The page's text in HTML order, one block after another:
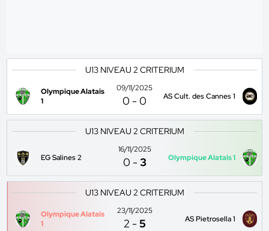
U13 NIVEAU 2 CRITERIUM
Olympique Alatais
1
09/11/2025
0 -0 AS Cult. des Cannes 1
U13 NIVEAU 2 CRITERIUM
EG Salines 2
16/11/2025
0 -3 Olympique Alatais 1
U13 NIVEAU 2 CRITERIUM
Olympique Alatais
1
23/11/2025
2 -5 AS Pietrosella 1